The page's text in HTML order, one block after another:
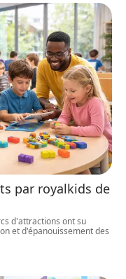
par royalkids de
d'attractions ont su
et d'épanouissement des